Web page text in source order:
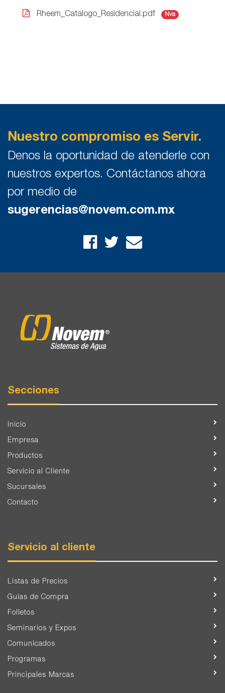
Rheem_Catalogo_Residencial.pdf Nva
Nuestro compromiso es Servir.
Denos la oportunidad de atenderle con
nuestros expertos. Contáctanos ahora
por medio de
sugerencias@novem.com.mx
Secciones
Inicio
Empresa
Productos
Servicio al Cliente
Sucursales
Contacto
Servicio al cliente
Listas de Precios
Guías de Compra
Folletos
Seminarios y Expos
Comunicados
Programas
Principales Marcas